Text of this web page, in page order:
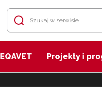
EQAVET Projekty i